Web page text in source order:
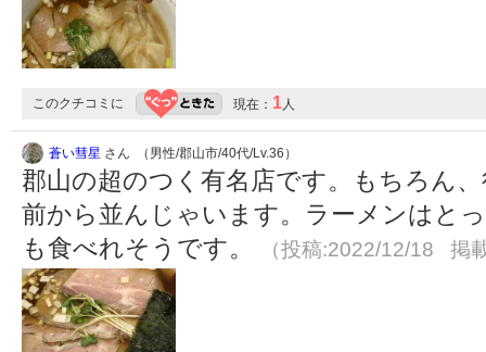
このクチコミに 現在： 1人
蒼い彗星 さん （男性/郡山市/40代/Lv.36）
郡山の超のつく有名店です。もちろん
前から並んじゃいます。ラーメンはと
も食べれそうです。
（投稿:2022/12/18 掲